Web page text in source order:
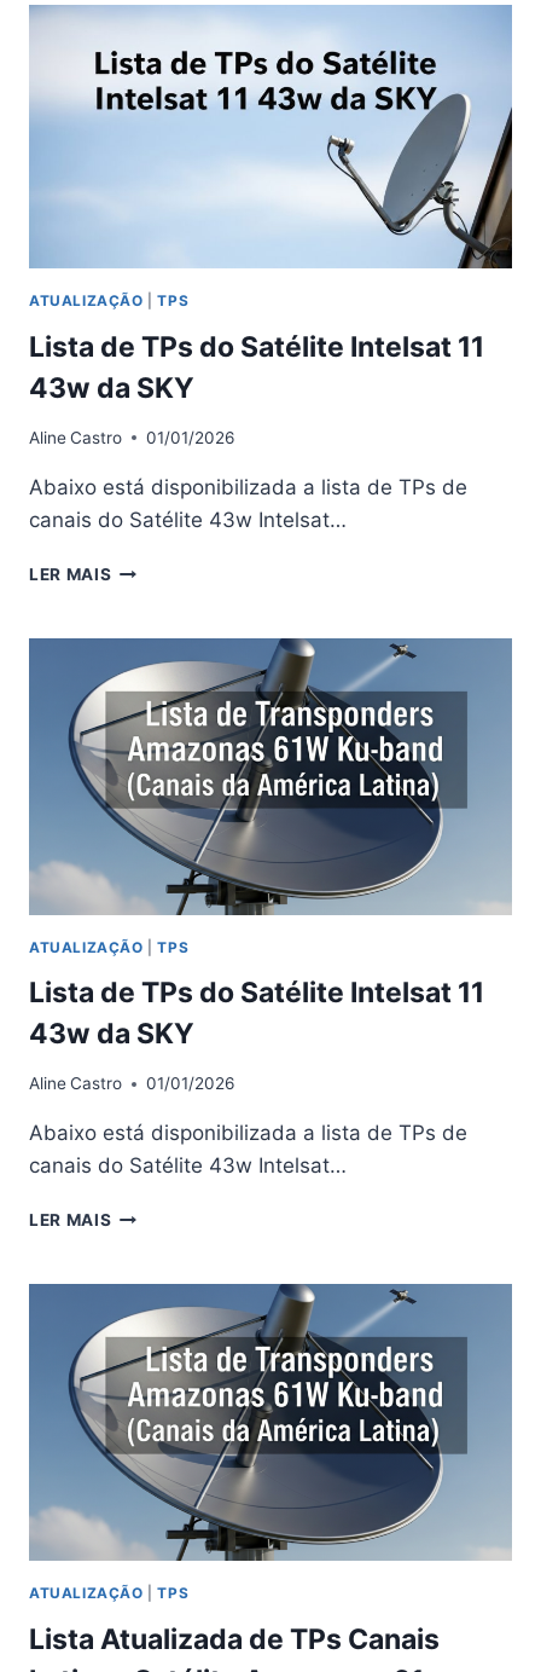
DE
DOS
SATÉLITES
BANDA
ATUALIZAÇÃO |TPS
Lista de TPs do Satélite Intelsat 11
43w da SKY
AlineCastro 01/01/2026
Abaixo está disponibilizada a lista de TPs de
canais do Satélite 43w Intelsat…
LER MAIS LISTA
DO
SATÉLITE
INTELSAT
11
43W
DA
SKY
ATUALIZAÇÃO |TPS
Lista de TPs do Satélite Intelsat 11
43w da SKY
AlineCastro 01/01/2026
Abaixo está disponibilizada a lista de TPs de
canais do Satélite 43w Intelsat…
LER MAIS LISTA
DO
SATÉLITE
INTELSAT
11
43W
DA
SKY
ATUALIZAÇÃO |TPS
Lista Atualizada de TPs Canais